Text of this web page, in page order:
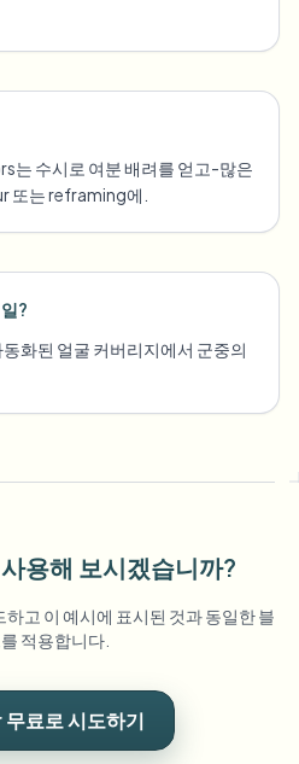
는 수시로 여분 배려를 얻고-많은
또는 reframing에.
?
화된 얼굴 커버리지에서 군중의
용해 보시겠습니까?
고 이 예시에 표시된 것과 동일한 블
적용합니다.
료로 시도하기